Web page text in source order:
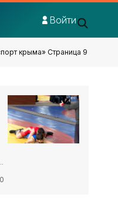
Войти
крыма» Страница 9
0